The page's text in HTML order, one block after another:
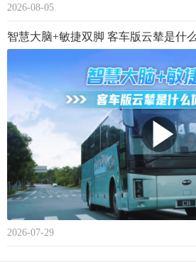
2026-08-05
智慧大脑+敏捷双脚 客车版云辇是什
2026-07-29